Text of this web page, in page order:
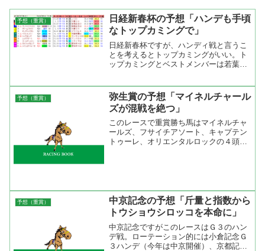
予想（重賞）
日経新春杯の予想「ハンデも手頃
なトップカミングで」
日経新春杯ですが、ハンディ戦と言うこ
とを考えるとトップカミングがいい。ト
ップカミングとベストメンバーは若葉Ｓ
に斤量が１キロ重い。それに対してトッ
プカミングは使われつつ力...
予想（重賞）
弥生賞の予想「マイネルチャール
ズが混戦を絶つ」
このレースで重賞勝ち馬はマイネルチャ
ールズ、フサイチアソート、キャプテン
トゥーレ、オリエンタルロックの４頭。
予想（重賞）
中京記念の予想「斤量と指数から
トウショウシロッコを本命に」
中京記念ですがこのレースはＧ３のハン
デ戦。ローテーション的には小倉記念Ｇ
３ハンデ（今年は中京開催）、京都記念